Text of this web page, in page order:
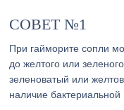
СОВЕТ №1
При гайморите сопли
до желтого или
зеленоватый или
наличие бактериальной